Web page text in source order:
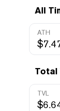
All
ATH
Total
TVL